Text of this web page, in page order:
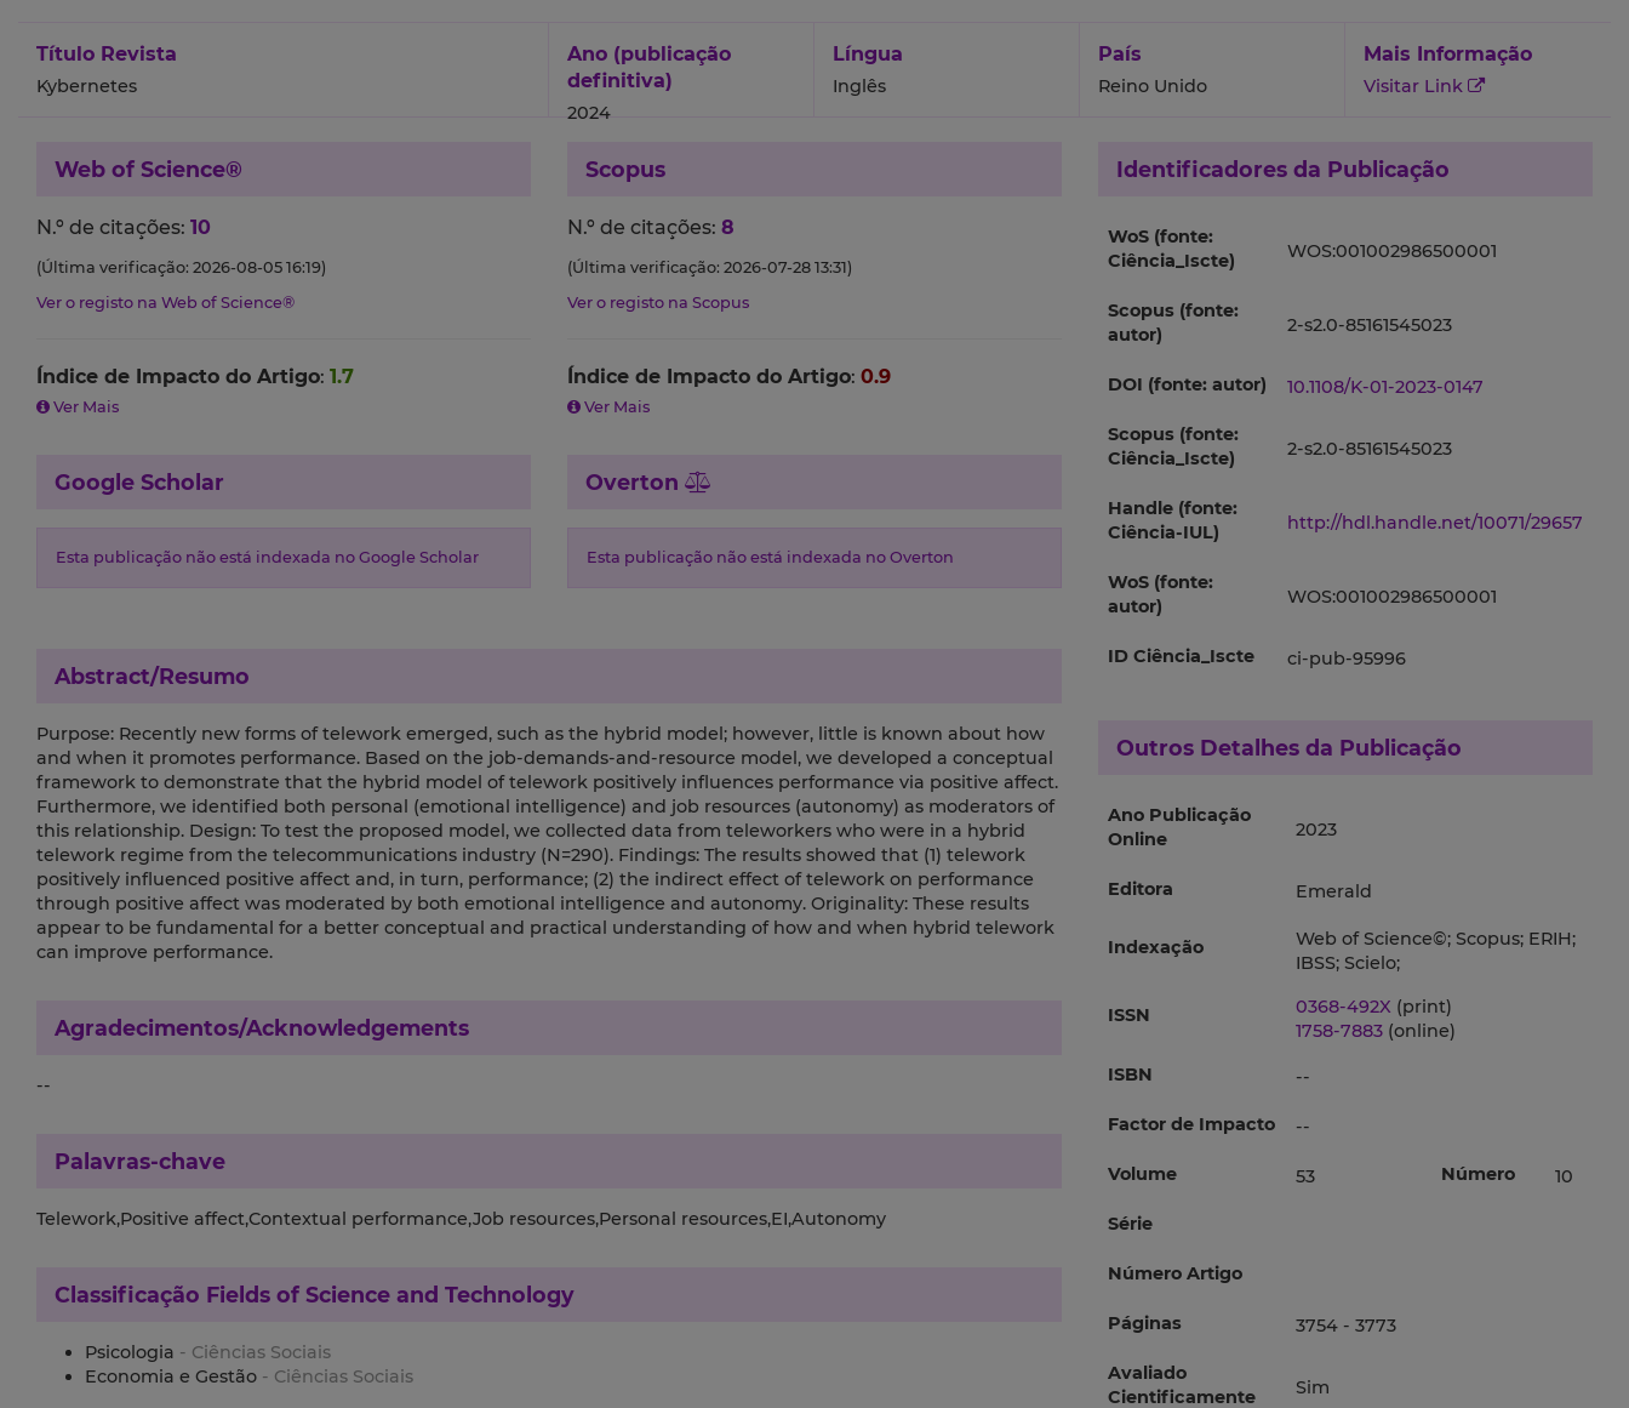
Título Revista
Kybernetes
Ano (publicação
definitiva)
2024
Língua
Inglês
País
Reino Unido
Mais Informação
Visitar Link
Web of Science®
N.º de citações: 10
(Última verificação: 2026-08-05 16:19)
Ver o registo na Web of Science®
Índice de Impacto do Artigo: 1.7
Ver Mais
Scopus
N.º de citações: 8
(Última verificação: 2026-07-28 13:31)
Ver o registo na Scopus
Índice de Impacto do Artigo: 0.9
Ver Mais
Google Scholar
Esta publicação não está indexada no Google Scholar
Overton
Esta publicação não está indexada no Overton
Abstract/Resumo
Purpose: Recently new forms of telework emerged, such as the hybrid model; however, little is known about how
and when it promotes performance. Based on the job-demands-and-resource model, we developed a conceptual
framework to demonstrate that the hybrid model of telework positively influences performance via positive affect.
Furthermore, we identified both personal (emotional intelligence) and job resources (autonomy) as moderators of
this relationship. Design: To test the proposed model, we collected data from teleworkers who were in a hybrid
telework regime from the telecommunications industry (N=290). Findings: The results showed that (1) telework
positively influenced positive affect and, in turn, performance; (2) the indirect effect of telework on performance
through positive affect was moderated by both emotional intelligence and autonomy. Originality: These results
appear to be fundamental for a better conceptual and practical understanding of how and when hybrid telework
can improve performance.
Agradecimentos/Acknowledgements
--
Palavras-chave
Telework,Positive affect,Contextual performance,Job resources,Personal resources,EI,Autonomy
Classificação Fields of Science and Technology
Psicologia - Ciências Sociais
Economia e Gestão - Ciências Sociais
Identificadores da Publicação
WoS (fonte:
Ciência_Iscte)
WOS:001002986500001
Scopus (fonte:
autor)
2-s2.0-85161545023
DOI (fonte: autor) 10.1108/K-01-2023-0147
Scopus (fonte:
Ciência_Iscte)
2-s2.0-85161545023
Handle (fonte:
Ciência-IUL)
http://hdl.handle.net/10071/29657
WoS (fonte:
autor)
WOS:001002986500001
ID Ciência_Iscte ci-pub-95996
Outros Detalhes da Publicação
Ano Publicação
Online
2023
Editora Emerald
Indexação
Web of Science©; Scopus; ERIH;
IBSS; Scielo;
ISSN 0368-492X (print)
1758-7883 (online)
ISBN
--
Factor de Impacto --
Volume 53 Número 10
Série
Número Artigo
Páginas 3754 - 3773
Avaliado
Cientificamente
Sim